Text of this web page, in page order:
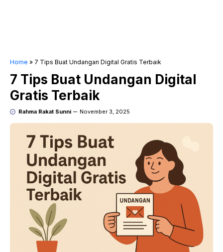
Home » 7 Tips Buat Undangan Digital Gratis Terbaik
7 Tips Buat Undangan Digital
Gratis Terbaik
Rahma Rakat Sunni November 3, 2025